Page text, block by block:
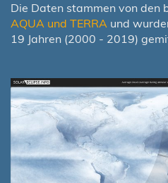
Die Daten stammen von den
AQUA und TERRA und
19 Jahren (2000 - 2019)